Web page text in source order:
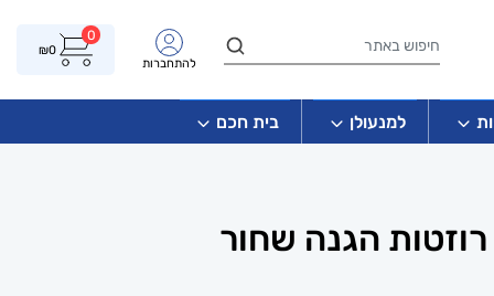
להתחברות
0
₪0
למנעולן בית חכם
רוזטות הגנה שחור